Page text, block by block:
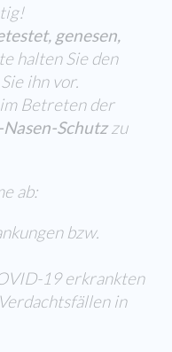
genesen,
halten Sie den
ihn vor.
Betreten der
Schutzzu
ab:
bzw.
19 erkrankten
in